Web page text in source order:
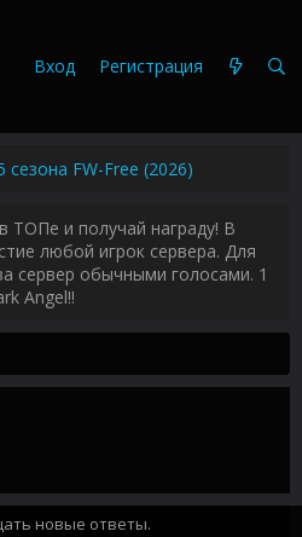
Вход Регистрация
сезона FW-Free (2026)
ТОПе и получай награду! В
любой игрок сервера. Для
сервер обычными голосами. 1
Angel!!
новые ответы.